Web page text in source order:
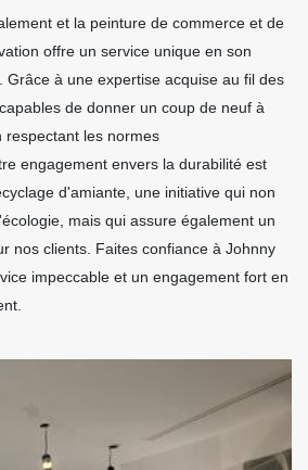
et la peinture de commerce et de
offre un service unique en son
Grâce à une expertise acquise au fil des
de donner un coup de neuf à
respectant les normes
engagement envers la durabilité est
d'amiante, une initiative qui non
mais qui assure également un
nos clients. Faites confiance à Johnny
impeccable et un engagement fort en